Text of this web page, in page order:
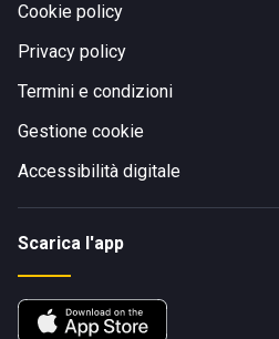
Cookie policy
Privacy policy
Termini e condizioni
Gestione cookie
Accessibilità digitale
Scarica l'app